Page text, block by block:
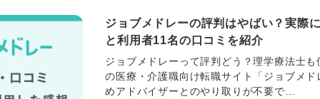
ジョブメドレーの評判はやばい？実際
と利用者11名の口コミを紹介
ジョブメドレーって評判どう？理学療法士
の医療・介護職向け転職サイト「ジョブメ
めアドバイザーとのやり取りが不要で…